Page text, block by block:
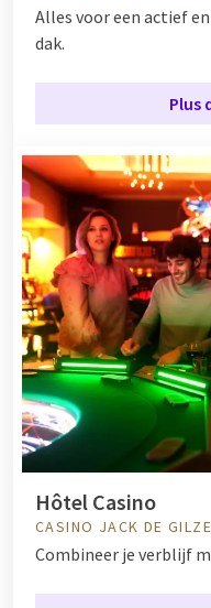
Alles voor een actief
dak.
Plus
Hôtel Casino
CASINO JACK DE
Combineer je verblijf